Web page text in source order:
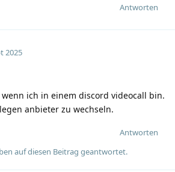
Antworten
2025
ich in einem discord videocall bin.
anbieter zu wechseln.
Antworten
auf diesen Beitrag geantwortet.